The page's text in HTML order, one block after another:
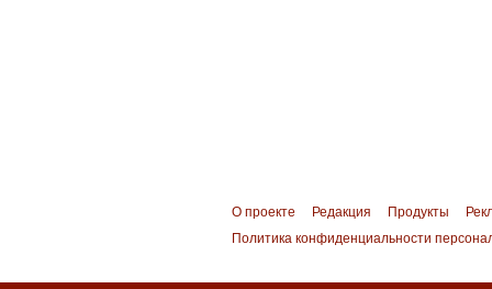
О проекте Редакция Продукты
Политика конфиденциальности